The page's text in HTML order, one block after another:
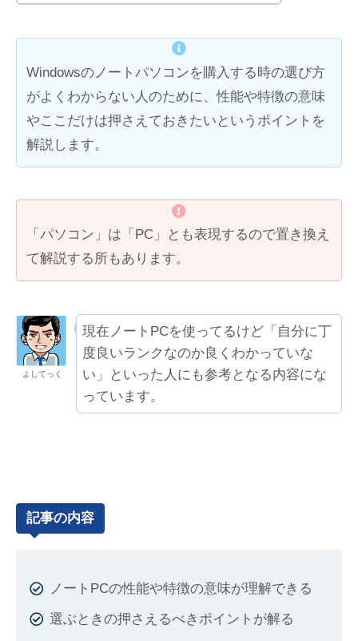
Windowsのノートパソコンを購入する時の選び方
がよくわからない人のために、性能や特徴の意味
やここだけは押さえておきたいというポイントを
解説します。
「パソコン」は「PC」とも表現するので置き換え
て解説する所もあります。
よしてっく
現在ノートPCを使ってるけど「自分に丁
度良いランクなのか良くわかっていな
い」といった人にも参考となる内容にな
っています。
記事の内容
ノートPCの性能や特徴の意味が理解できる
選ぶときの押さえるべきポイントが解る